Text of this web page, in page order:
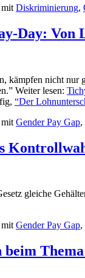
Diskriminierung,
Day: Von
kämpfen nicht
Weiter lesen:
“Der
Gender Pay Gap,
gleiche
Gender Pay Gap,